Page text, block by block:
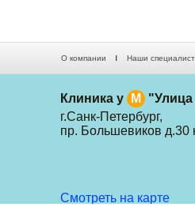
О компании Наши
Клиника у M
г.Санк-Петербург,
пр. Большевиков д.30
Смотреть на карте